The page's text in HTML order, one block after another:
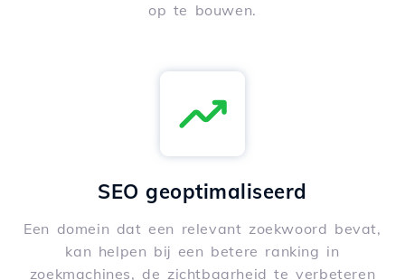
op te bouwen.
SEO geoptimaliseerd
Een domein dat een relevant zoekwoord bevat,
kan helpen bij een betere ranking in
zoekmachines, de zichtbaarheid te verbeteren